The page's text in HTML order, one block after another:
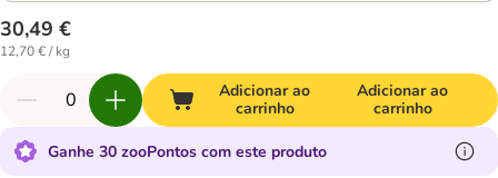
30,49 €
12,70 € / kg
Adicionar ao
carrinho
Adicionar ao
carrinho
Ganhe 30 zooPontos com este produto